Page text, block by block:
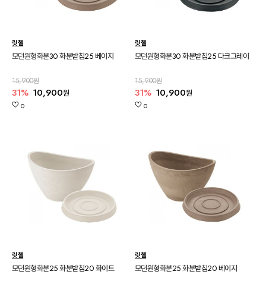
릿첼
모던원형화분30 화분받침25 베이지
15,900원
31% 10,900원
0
릿첼
모던원형화분30 화분받침25 다크그레이
15,900원
31% 10,900원
0
릿첼
모던원형화분25 화분받침20 화이트
릿첼
모던원형화분25 화분받침20 베이지